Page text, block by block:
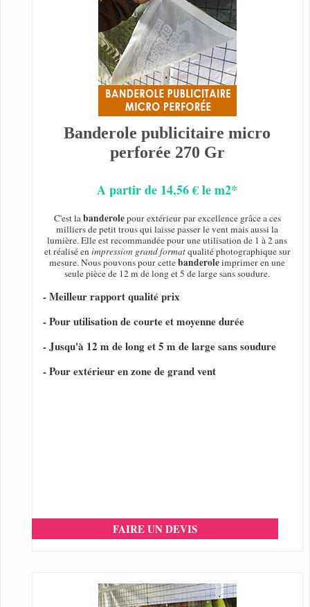
Banderole publicitaire micro
perforée 270 Gr
A partir de 14,56 € le m2*
C'est labanderolepour extérieur par excellence grâce a ces
milliers de petit trous qui laisse passer le vent mais aussi la
lumière. Elle est recommandée pour une utilisation de 1 à 2 ans
et réalisé enimpression grand formatqualité photographique sur
mesure. Nous pouvons pour cettebanderoleimprimer en une
seule pièce de 12 m de long et 5 de large sans soudure.
- Meilleur rapport qualité prix
- Pour utilisation de courte et moyenne durée
- Jusqu'à 12 m de long et 5 m de large sans soudure
- Pour extérieur en zone de grand vent
FAIRE UN DEVIS